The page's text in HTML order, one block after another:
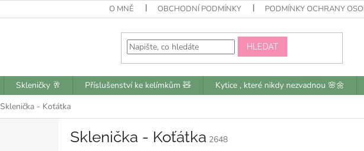
O MNĚ OBCHODNÍ PODMÍNKY PODMÍNKY OCHRANY
HLEDAT
Skleničky 🥂 Příslušenství ke kelímkům 🧸 Kytice , které nikdy nezvadnou 🌸🌼
Sklenička - Koťátka
Sklenička - Koťátka 2648